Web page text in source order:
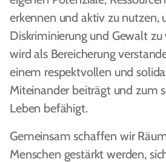
erkennen und aktiv zu nutzen,
Diskriminierung und Gewalt
wird als Bereicherung
einem respektvollen und
Miteinander beiträgt und zum
Leben befähigt.
Gemeinsam schaffen wir
Menschen gestärkt werden,